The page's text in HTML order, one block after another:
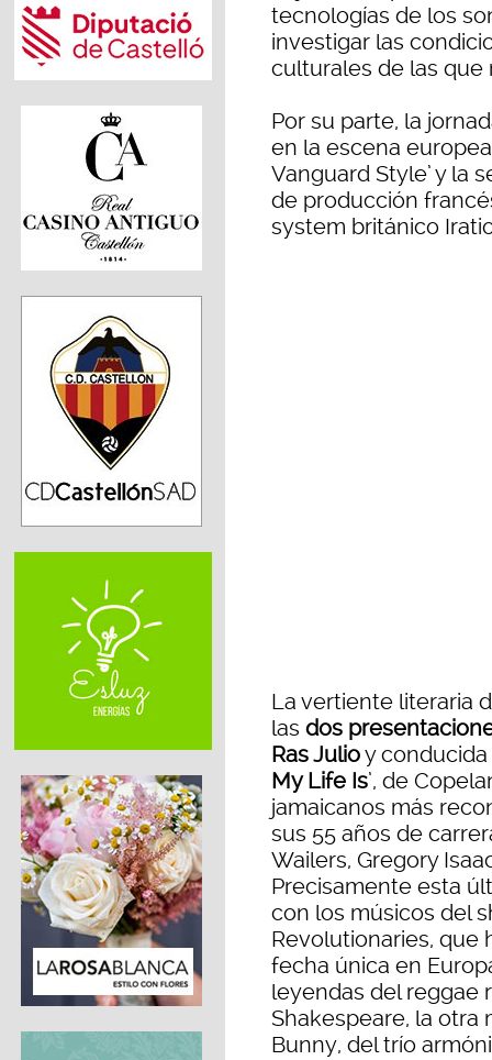
tecnologías de los
investigar las
culturales de las que
Por su parte, la
en la escena
Vanguard Style’ y la
de producción
system británico
La vertiente literaria
las dos
Ras Julioy conducida
My Life Is’, de
jamaicanos más
sus 55 años de
Wailers, Gregory
Precisamente esta
con los músicos del
Revolutionaries, que
fecha única en
leyendas del reggae
Shakespeare, la otra
Bunny, del trío